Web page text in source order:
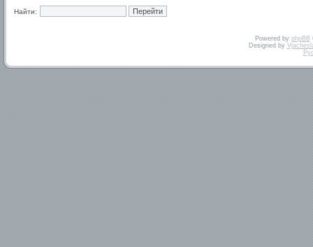
Найти:
Powered by phpBB
Designed by